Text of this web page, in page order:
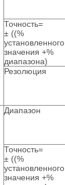
Точность=
± ((%
установленного
значения +%
диапазона)
Резолюция
Диапазон
Точность=
± ((%
установленного
значения +%